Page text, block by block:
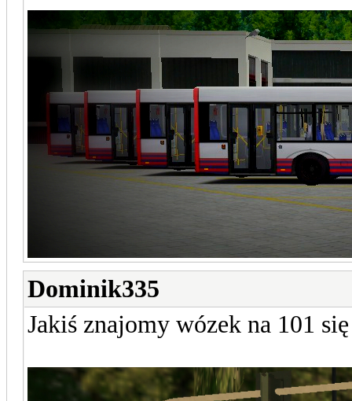
Dominik335
Jakiś znajomy wózek na 101